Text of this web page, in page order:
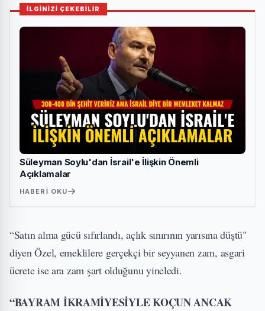
İLGİNİZİ ÇEKEBİLİR
Süleyman Soylu'dan İsrail'e İlişkin Önemli
Açıklamalar
HABERI OKU
“Satın alma gücü sıfırlandı, açlık sınırının yarısına düştü"
diyen Özel, emeklilere gerçekçi bir seyyanen zam, asgari
ücrete ise ara zam şart olduğunu yineledi.
“BAYRAM İKRAMİYESİYLE KOÇUN ANCAK